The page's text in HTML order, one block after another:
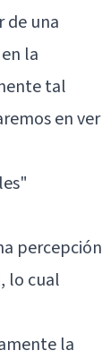
de una
la
tal
en ver
"
percepción
lo cual
la